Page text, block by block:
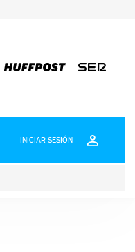
INICIAR SESIÓN